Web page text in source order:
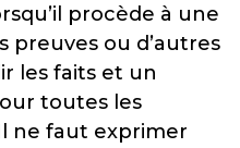
procède à une
preuves ou d’autres
les faits et un
toutes les
ne faut exprimer